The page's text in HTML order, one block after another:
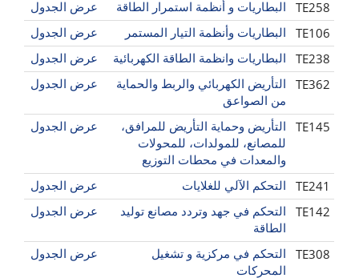
TE258 البطاريات و أنظمة استمرار الطاقة عرض الجدول
TE106 البطاريات وأنظمة التيار المستمر عرض الجدول
TE238 البطاريات وانظمة الطاقة الكهربائية عرض الجدول
TE362
التأريض الكهربائي والربط والحماية
من الصواعق
عرض الجدول
TE145
التأريض وحماية التأريض للمرافق،
للمصانع، للمولدات، للمحولات
والمعدات في محطات التوزيع
عرض الجدول
TE241 التحكم الآلي للغلايات عرض الجدول
TE142
التحكم في جهد وتردد مصانع توليد
الطاقة
عرض الجدول
TE308
التحكم في مركزية و تشغيل
المحركات
عرض الجدول